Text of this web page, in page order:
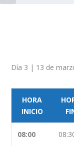
Día 3 | 13 de
HORA
INICIO
08:00